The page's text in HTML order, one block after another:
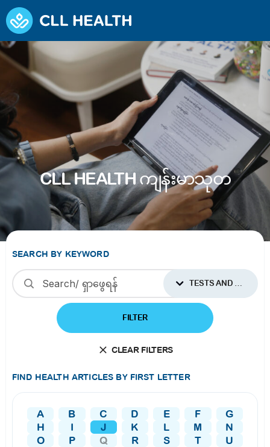
CLL HEALTH ကျန်းမာသုတ
SEARCH BY KEYWORD
TESTS AND PROCEDURES
FILTER
CLEAR FILTERS
FIND HEALTH ARTICLES BY FIRST LETTER
A B C D E F
G
H
I J K L M
N
O
P Q R S T
U